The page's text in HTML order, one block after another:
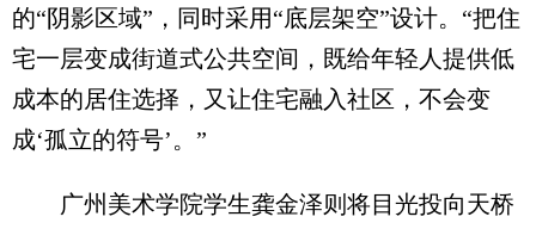
的“阴影区域”，同时采用“底层架空”设计。“把住
宅一层变成街道式公共空间，既给年轻人提供低
成本的居住选择，又让住宅融入社区，不会变
成‘孤立的符号’。”
广州美术学院学生龚金泽则将目光投向天桥